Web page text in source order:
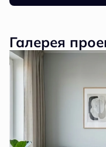
Галерея